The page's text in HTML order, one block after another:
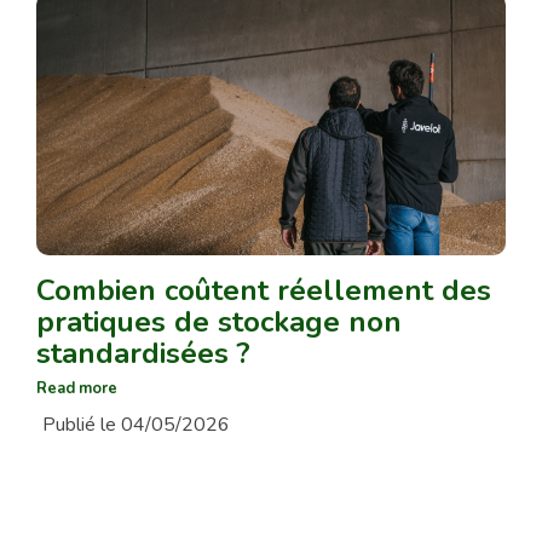
Combien coûtent réellement des
pratiques de stockage non
standardisées ?
Read more
Publié le 04/05/2026